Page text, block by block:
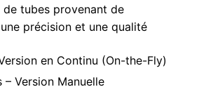
tubes provenant de
précision et une qualité
en Continu (On-the-Fly)
Version Manuelle